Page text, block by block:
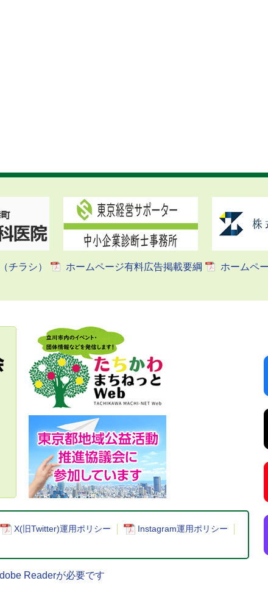
チラシ） ホームページ有料広告掲載要綱 ホームペ
X(旧Twitter)運用ポリシー
Instagram運用ポリシー
Readerが必要です